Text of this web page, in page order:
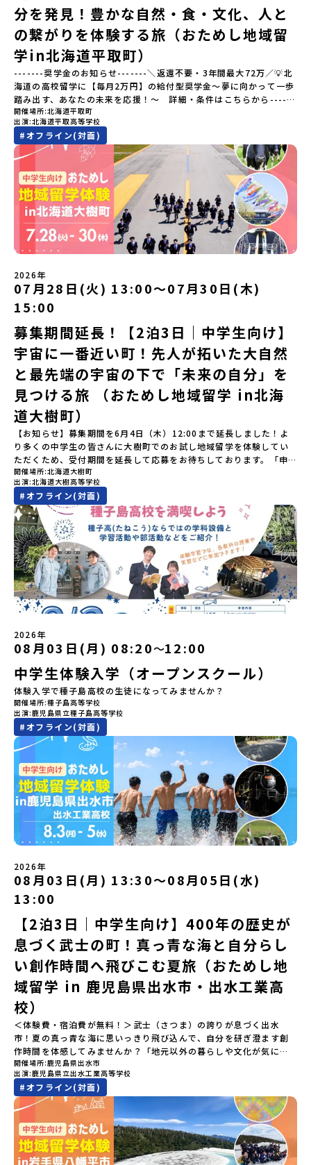
会える場所です。そんな歴史・文化が豊かな佐賀県有田町で実際に
町を歩きながら学ぶフィールドワークをしたり、有田焼づくりに関
わる職人、町で暮らすプロデザイナー、地元の高校で学ぶ生徒など
と交流しながら「伝統的なものづくり」や「未来のデザイン」を一
緒に探求できます。ただ体験するだけじゃなくて、 “どうしてこの形
なんだろう？” “自分だったらどんなデザインにする？” そんなふう
に考える時間も、このプログラムの大切なポイントです。ここで出
会う人や体験が、自分の「好き」や「未来」につながるかもしれま
せん。この町でしかできない、ちょっと特別な体験を、ぜひ楽しん
でみませんか？体験のおすすめポイント体験プログラム内容（予
定）＜１日目＞（PM）「オリエンテーション・自己紹介ワーク」
「有田工業高校見学」 -陶芸技術をまなぶ！「セラミック科」のま
なび場を体験 -デザインセンスをまなぶ！「デザイン科」のまなび
場を体験「フィールドワーク」 -有田の歴史ある名所巡り -有田
の歴史的な町並みを体感する「有田焼絵付けアクティビティ」 -職
人さんからまなぶ！有田焼伝統の「絵付け」体験ワークショップ
（協力：clay studio）「みんなで楽しもう！BBQ」 -BBQづく
り -仲間や地元の高校生、町の大人たちと交流・対話＜２日目＞
（AM）「1日目の振り返り」「ワークショップ」 -ゲスト講師によ
（PM）「ランチ/お土産タイム」解散※天候の状況や参加人数によ
ってプログラムを変更する場合がございます。参加概要【開催場
所】佐賀県 有田町（ありたちょう）【実施日程】7月4日（土）〜7
月5日（日）※参加が確定した方には6月5日（金） 18:30～20:00に
「参加者向け事前オンライン研修」をご案内する予定です。必ず参
加をお願いします。【集合場所・時間】7月4日(土) 12：00 JR有田
駅※12：00までにJR有田駅に到着する便で手配ください。【解散場
所・時間】7月5日(日) 13：00頃 JR有田駅【対象】中学2年生、中
学3年生【宿泊先】ありこや（佐賀県西松浦郡有田町）※地域みらい
留学生が活用している宿泊施設（シェアハウス）です。※1室1名で
宿泊いただく予定です。 【旅行代金】無料※旅行代金に含まれる費
用のうち、以下の内容が無料となります：・宿泊費（1泊分）・プロ
グラム内のアクティビティ・体験費用・一部の食事代*以下の費用は
参加者のご負担となります・集合場所までの往復交通費・お土産代
や自由時間の個人飲食費などの個人的費用【募集人数】最大5名（お
申し込み多数の場合は抽選の上決定）【参加者決定】お申し込み多
数の場合は、締め切り後1週間を目途に当落結果をご連絡いたしま
す。【申し込み受付期間】5月7日(木)12：00 から 5月21日(木)
12：00まで疑問も不安もワクワクに変える！「おためし地域留学」
ステップアップ説明会プログラムの内容を詳しく知りたい方や、お
申し込みを迷われている方向けにZoomでのオンライン配信を行い
ます。知りたい情報のレベルに合わせて、以下の2つのステップをご
活用ください。【STEP 1】全体オンライン説明会〜まずは「おため
し地域留学」を知りたい方へ〜日本全国20以上の地域から選んで参
加できる「おためし地域留学」の全体像や魅力について、説明会を
開催しました。中学生一人での参加にあたり、保護者様が特に気に
なる「安全面」や「事務局のサポート体制」についても詳しく解説
しています。ぜひ、ご自宅からお気軽にご視聴ください。▶︎ [アーカ
イブ動画を視聴する]YouTube：
https://youtu.be/Yt8nd04aNgA?
si=e5erbspvwz5O8_uF【STEP 2】有田町プログラム説明会〜
「有田町」の内容を具体的に深掘りしたい方へ〜全体説明を聞いた
うえで、「有田町では具体的に何をするの？」「どんな町なの？」
という疑問にお答えする説明会です。有田町ならではの豊かな文化
や、2泊3日のプログラムの中身をたっぷりとお伝えします。日
時： 5月11日(月) 19：00〜19：40内 容： 有田町ってどんなとこ
ろ？、プログラム詳細解説、質疑応答お申し込み：https://c-
mirai.jp/events/068058お気軽にどうぞ！「はじめての一人旅だ
けど大丈夫？」「どんな体験ができるの？」そんな保護者様の不安
や、中学生のみなさんの素朴な疑問にスタッフが直接お答えしま
す。チャットでの質問も可能ですので、ぜひご自宅からリラックス
してご参加ください。▼お申し込み前に必ずご確認ください・参加
規約への同意プログラムへの参加申し込みいただく前に、「お申し
込みに関する各規約」への同意が必須となります。ご確認くださ
ら抽選の上、締め切り日から1週間を目途に、お申し込み時に記入い
ただいたメールアドレス宛に「当選／落選メール」をお送りいたし
ます。当選者は、メールに記載された「当選確認フォーム」に３日
以内に回答いただき、確認フォームの提出をもって参加確定とさせ
ていただきます。当選確認フォームの期日までにご回答いただけな
い場合は、当選を取り消しとさせていただきます。当選取り消しが
あった場合は、繰り上げ当選者へご連絡させていただきます。登録
メールアドレスの変更をご希望の場合は下記の地域みらい留学公式
LINEよりご連絡をお願いします。※受信制限設定をしていると、通
知メールをお受け取りいただけません。その場合は、
「@miratabi.jp」からのメールを受信できるよう設定をお願いいた
します。※結果に関する個別のお問合せにはお答えしておりません
ので、ご了承ください。・お申し込みについてお申込はお一人様1回
限りです。PC・スマートフォンからお申込ください。申込後の内容
変更はできません。お申込時は、メールアドレスの入力間違いにご
注意ください。・宿泊について１室に複数(同性2～4名程度)で宿泊
いただく予定です。・食事アレルギー対応について個別の詳細なア
レルギー対応希望にはお応えしかねる場合がございます。対応が必
要な場合は必ず事前にご相談ください。・参加取消や急遽参加でき
なくなった場合について参加決定後の参加お取り消しはご遠慮下さ
い。やむを得ないお取り消しの場合はお早めに事務局までご連絡く
ださい。・キャンセルポリシーやむを得ない参加お取り消しの場
合、以下のルールに沿って対応させていただきます。ご了承くださ
分を発見！豊かな自然・食・文化、人と
の繋がりを体験する旅（おためし地域留
学in北海道平取町）
-------奨学金のお知らせ-------＼返還不要・3年間最大72万／💡北
海道の高校留学に【毎月2万円】の給付型奨学金～夢に向かって一歩
踏み出す、あなたの未来を応援！～ 詳細・条件はこちらから------
---------------------------＜体験費・宿泊費が無料＞累計3,000万
部以上販売された大人気マンガ「ゴールデンカムイ」の実写版映画
に登場する町！北海道の「アイヌ文化継承の地」で自然や食を体験
してみませんか？「地元以外の地域の暮らしが気になる。いつか留
学してみたい！」「アイヌ文化の歴史や、マンガに登場する世界を
自分の手で探求したい！」「自然が好きでもっと触れてあそびた
い！」そんな中学生のみなさんにおすすめ！「おためし地域留学体
験」は、日本全国約200の高校と連携し、地域の枠を超えて学校生活
を送る「地域みらい留学」をプチ体験できるプログラムです。はじ
めてのひとり旅でも安心！現地でもスタッフがしっかりとサポート
いたします。今回のフィールドは「北海道平取町（びらとりちょ
う）」北海道の南に位置する平取町（びらとりちょう）。壮大な自
然と「アイヌ文化」が継承されている町として広く知られていま
す。町名の「平取（びらとり）」は、アイヌ語「ピラ・ウトゥル」
（崖の間を意味）という言葉から名付けられました。見上げるほど
大きな山々が連なる「幌尻岳（ぽろしりだけ）」の景色は絶景！日
本一の広さを誇る「すずらん」が咲く花畑や、和牛がのんびりと過
ごす放牧地。日本一の清流に選ばれたこともある、ヤマメやニジマ
スが泳ぐ「沙流川（さるがわ）」。他の地域では見ることのできな
い圧倒的スケールの自然を味わうことができます。さらに、源義経
（みなもとのよしつね）とも縁が深いとされている地域で、義経を
祀った神社や公園などが存在し、アイヌ民族と日本の歴史を交差す
る瞬間を肌で体感できる町です。北の大地で育まれた「アイヌ文
化」とは？「アイヌ」の文化は北海道を中心とした北部周辺で、先
住民族である「アイヌ民族」によって大切に育まれてきた文化で
す。日本語とは異なる響きを持つ「アイヌ語」や、自然界のあらゆ
る物に「魂」が宿ると考える「精神文化」、祭りや家庭での行事な
どに踊られる「古式舞踊」、独特の文様による刺繍（ししゅう）、
木彫り等の工芸など、ユニークな文化が存在します。アイヌ文化で
は、人間のまわりに存在する生き物や自然のチカラ、暮らしの道具
のうち、人間にとって大切な役割を持っているものを「カムイ」と
呼んでいます。いつも自分たちを見守ってくれているもの、例え
ば、身近な動植物や、暮らしに欠かせない火、水、風、そして雄大
な山や川などもすべて「カムイ」です。この文化と精神性をテーマ
にした大人気マンガ「ゴールデンカムイ」は、累計3000万部以上販
売され、2026年3月に映画の続編も公開されるなど注目を集めてい
ます。今回は、平取町の中でもアイヌ文化に触れることのできる
「二風谷（にぶたに）コタン」へ出発！アイヌの家や暮らし、食な
どを体感することができます。ぜひ現地で味わってみてください
生との特別な交流この旅の大きな魅力は、地元の「平取高校」の先
輩たちと過ごす時間です。 ただ校舎を眺める見学ではありません。
高校生が自ら企画したアクティビティを通じて、年の近い先輩たち
と本音で交流することができます。魅力的な大人たちと対話をしな
がら町の歴史や「生き方」を学ぶことができ、大充実の2泊3日にな
ること間違いなし！そんなユニークな魅力がたっぷりつまった北海
道平取町へ、人生の可能性をひらく特別な旅に出発しませんか？体
験のおすすめポイント体験プログラム内容（予定）＜1日目＞
（PM）「オリエンテーション・自己紹介ワーク」「高校生企画①-
遊び編-」 -平取高校生と仲を深める「びらとりの歴史・文化を知
る！アイヌ文化フィールドワーク」 -アイヌ文化博物館でアイヌ文
化を理解する -アイヌ伝統文化を感じるアクティビティ「1日を振
り返るーみんなで体験シェア」＜2日目＞（AM）「平取高校見学・
寮見学」 -平取高校の特徴を知る学校体験 -在校生との対話「高
校生企画②-町の紹介編-」 -ビンゴをしながら町を知ろう！（PM）
「自然と農を感じる！農業アクティビティ」 -平取特産の「びらと
「みんなでBBQディナー」 -さらに仲間や地元の高校生、町の大人
たちと交流＜3日目＞（AM）「アイヌが愛した森を散策するフィー
ルドワーク」「3日間の振り返りワーク」 -みんなで振り返り対話
「ランチ/お土産タイム」（PM） 13：30頃プログラム終了-新千歳
空港には15：00頃に到着予定です。※天候の状況や参加人数によっ
てプログラムを変更する場合がございます。参加概要【開催場所】
北海道平取町（びらとりちょう）【実施日程】7月18日(土)～7月20
日(月祝)※参加が確定した方には6月3日(水) 18：30～20：00に
「参加者向け事前オンライン研修」をご案内する予定です。必ず参
加をお願いします。【集合場所・時間】7月18日(土) 12：00 新千歳
空港※12：00までに新千歳空港に到着する便で手配ください。【解
散場所・時間】7月20日(祝月) 15：00頃 新千歳空港※16：00以降
に新千歳空港を出発する便で手配ください。【対象】中学2年生、中
学3年生【宿泊先】ゲストハウス ヤント※ドミトリータイプの2段ベ
ッド（1室2～4名）で宿泊いただく予定です。【旅行代金】無料※旅
行代金に含まれる費用のうち、以下の内容が無料となります・宿泊
費（2泊分）・プログラム内のアクティビティ・体験費用・一部の食
事代※以下の費用は参加者のご負担となります・集合場所までの往
復交通費・お土産代や自由時間の個人飲食費などの個人的費用【募
集人数】最大10名（お申し込み多数の場合は抽選の上決定）【参加
者決定】お申し込み多数の場合は、締め切り後1週間を目途に当落結
果をご連絡いたします。【申し込み受付締切】4月30日(木)12：00
から 5月14日(木) 12：00まで疑問も不安もワクワクに変える！「お
開催場所 北海道平取町
出演 北海道平取高等学校
#オフライン(対面)
2026年
07月28日(火) 13:00〜07月30日(木)
15:00
募集期間延長！【2泊3日｜中学生向け】
宇宙に一番近い町！先人が拓いた大自然
と最先端の宇宙の下で「未来の自分」を
見つける旅 （おためし地域留学 in北海
道大樹町）
【お知らせ】募集期間を6月4日（木）12:00まで延長しました！よ
り多くの中学生の皆さんに大樹町でのお試し地域留学を体験してい
ただくため、受付期間を延長して応募をお待ちしております。「申
し込みのタイミングを逃してしまった」という方も、この機会にぜ
ひ一歩踏み出してみませんか？※都合により締め切りを早める場合
がございます。お早目にご応募ください！-------------------------
-------------------＼返還不要・3年間最大72万／💡北海道の高校留
学に【毎月2万円】の給付型奨学金～夢に向かって一歩踏み出す、あ
なたの未来を応援！～ 詳細・条件はこちらから------------------
--------------------------ーーーーーーーーーーーーーーーーーー
ーーーーーーーーーーーーーー＜体験費・宿泊費が無料！＞民間ロ
ケットの打ち上げ成功で話題になった町！ 北海道の「宇宙版シリコ
ンバレー」を目指す大樹町で、最先端テクノロジーとどこまでも続
く大自然を肌で感じてみませんか？「地元以外の地域の暮らしが気
になる。いつか留学してみたい！」「自分の進学や将来の可能性を
もっとひらきたい！ 」「自然が好きでもっと触れてあそびたい！」
そんな中学生のみなさんにおすすめ！「おためし地域留学体験」
は、日本全国約200の高校と連携し、地域の枠を超えて学校生活を送
る「地域みらい留学」をプチ体験できるプログラムです。はじめて
のひとり旅でも安心！現地でもスタッフがしっかりとサポートいた
します。今回のフィールドは「北海道 大樹町（たいきちょう）」北
海道の東部、十勝の南部に位置する大樹町（たいきちょう）。西に
日高山脈（ひだかさんみゃく）が連なり、東は太平洋に面した自然
豊かな町です。酪農を主体とした農業や漁業、林業が盛んであると
同時に、「宇宙に一番近い町」として航空宇宙産業の誘致を進める
ユニークな顔を持っています 。見上げるほど大きな山々が連なる
「日高山脈（ひだかさんみゃく）」の絶景！牛たちがのんびりと過
ごす放牧地や、海が見える珍しい温泉。日本一の清流に選ばれたこ
ともある「歴舟川（れきふねがわ）」。 他の地域では見ることので
きない圧倒的スケールの自然と、新しい産業が交差する瞬間を肌で
体感できる町です。北の大地で脈々と受け継がれる 「フロンティア
スピリッツ」を体感！ 「フロンティアスピリッツ（開拓者精神）」
です。どんな困難な状況にも真っ向から立ち向かい、未知の領域へ
夢を追って挑戦し続ける姿勢や、手つかずの大自然の中で一攫千金
の夢を抱いて熱中した「砂金掘り」、自らの手で広大な大地を切り
拓いてきた農業や漁業の歴史など、夢を追う人々が集まる他の町に
はない風土が存在します。大樹町では、このフロンティアスピリッ
ツが現在、「北海道の小さな町から宇宙を目指す」という新たな夢
へと繋がっています。 「宇宙版シリコンバレー」の実現を目指し、
国内外の宇宙関連企業が集まる宇宙港「北海道スペースポート」の
整備が進められています。 この未来への挑戦の精神は、民間企業に
よる日本初のロケット打ち上げ成功という形で実を結び、世界有数
のロケット発射場の適地として全国・アジア各国からも大きな注目
を集めています 今回は、そんな大樹町の過去から未来へ繋がるフロ
ンティアスピリッツに触れるアクティビティへ出発！農業からロケ
ットまで本物の現場を体感し、他では味わえない体験を五感をフル
につかって楽しむことができます🎵大樹高校は、農業から宇宙まで
「町のぜんぶが教科書」！大樹高校の学びは、ただ教室の机に座っ
ているだけではありません！農業や漁業から、最先端の宇宙科学ま
で「町のぜんぶが教科書」 です。先輩たちは「地域探究」の授業
や、放課後の「地域探究サークル」を通して、学校の外へどんどん
飛び出し町の人たちと一緒にリアルな課題解決にチャレンジしてい
ます。そんな先輩たちとの交流がきっと「未来の自分」のヒントが
見つかるはず！ あたたかい町の人たちや先輩たちとの出会いが待っ
ている北海道大樹町へ、あなたの世界をグッと広げる特別な旅に出
開催場所 北海道大樹町
出演 北海道大樹高等学校
#オフライン(対面)
2026年
08月03日(月) 08:20〜12:00
中学生体験入学（オープンスクール）
体験入学で種子島高校の生徒になってみませんか？
開催場所 種子島高等学校
出演 鹿児島県立種子島高等学校
#オフライン(対面)
2026年
08月03日(月) 13:30〜08月05日(水)
13:00
【2泊3日｜中学生向け】400年の歴史が
息づく武士の町！真っ青な海と自分らし
い創作時間へ飛びこむ夏旅（おためし地
域留学 in 鹿児島県出水市・出水工業高
校）
＜体験費・宿泊費が無料！＞武士（さつま）の誇りが息づく出水
市！夏の真っ青な海に思いっきり飛び込んで、自分を研ぎ澄ます創
作時間を体感してみませんか？「地元以外の暮らしや文化が気にな
る。いつか留学してみたい！」「自分の進学や将来の可能性をもっ
とひらきたい！」「ものづくりや工業高校に興味がある！」そんな
中学生のみなさんにおすすめ！「おためし地域留学」は、日本全国
約200の高校と連携し、地域の枠を超えて学校生活を送る「地域みら
い留学」をプチ体験できるプログラムです。はじめてのひとり旅で
も安心！現地でもスタッフがしっかりとサポートいたします。今回
のフィールドは「鹿児島県 出水市（いずみし）出水工業高校」出水
市（いずみし）は、鹿児島県の玄関口にあるまち。ここでしか見ら
開催場所 鹿児島県出水市
出演 鹿児島県立出水工業高等学校
#オフライン(対面)